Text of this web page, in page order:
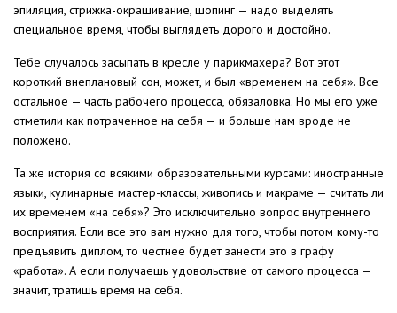
эпиляция, стрижка-окрашивание, шопинг — надо выделять
специальное время, чтобы выглядеть дорого и достойно.
Тебе случалось засыпать в кресле у парикмахера? Вот этот
короткий внеплановый сон, может, и был «временем на себя». Все
остальное — часть рабочего процесса, обязаловка. Но мы его уже
отметили как потраченное на себя — и больше нам вроде не
положено.
Та же история со всякими образовательными курсами: иностранные
языки, кулинарные мастер-классы, живопись и макраме — считать ли
их временем «на себя»? Это исключительно вопрос внутреннего
восприятия. Если все это вам нужно для того, чтобы потом кому-то
предъявить диплом, то честнее будет занести это в графу
«работа». А если получаешь удовольствие от самого процесса —
значит, тратишь время на себя.